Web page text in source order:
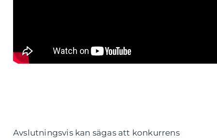
Avslutningsvis kan sägas att konkurrens